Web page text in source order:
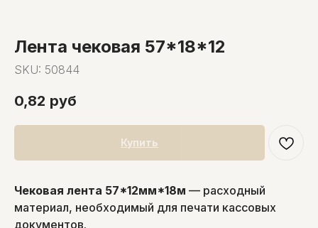
Лента чековая 57*18*12
SKU: 50844
0,82 руб
Купить
Чековая лента 57*12мм*18м — расходный
материал, необходимый для печати кассовых
документов.